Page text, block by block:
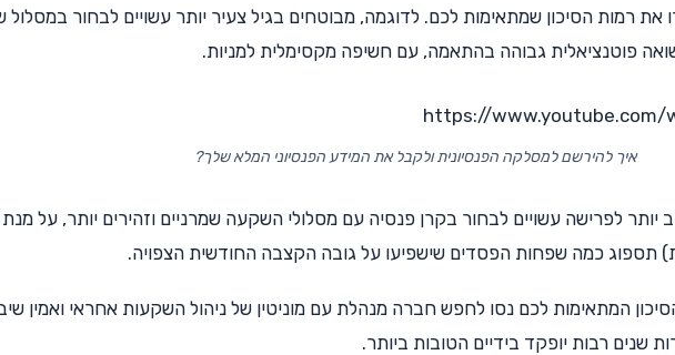
את רמות הסיכון שמתאימות לכם. לדוגמה, מבוטחים בגיל צעיר יותר עשויים לבחור במסלול
פוטנציאלית גבוהה בהתאמה, עם חשיפה מקסימלית למניות.
https://www.youtube.com/
איך להירשם למסלקה הפנסיונית ולקבל את המידע הפנסיוני המלא שלך?
יותר לפרישה עשויים לבחור בקרן פנסיה עם מסלולי השקעה שמרניים וזהירים יותר, על מנת
תספוג כמה שפחות הפסדים שישפיעו על גובה הקצבה החודשית הצפויה.
המתאימות לכם נסו לחפש חברה מנהלת עם מוניטין של ניהול השקעות אחראי ואמין
רבות יופקד בידיים הטובות ביותר.